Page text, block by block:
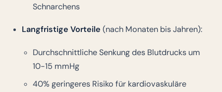
Schnarchens
Langfristige Vorteile (nach Monaten bis Jahren):
Durchschnittliche Senkung des Blutdrucks um
10-15 mmHg
40% geringeres Risiko für kardiovaskuläre